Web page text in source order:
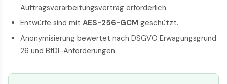
Auftragsverarbeitungsvertrag erforderlich.
Entwürfe sind mit AES-256-GCM geschützt.
Anonymisierung bewertet nach DSGVO Erwägungsgrund
26 und BfDI-Anforderungen.